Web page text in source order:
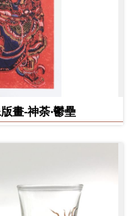
畫-神荼‧鬱壘